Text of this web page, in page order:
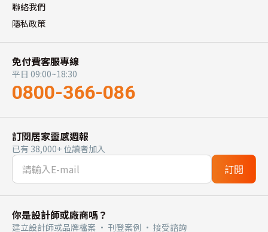
聯絡我們
隱私政策
免付費客服專線
平日 09:00~18:30
0800-366-086
訂閱居家靈感週報
已有 38,000+ 位讀者加入
訂閱
你是設計師或廠商嗎？
建立設計師或品牌檔案 · 刊登案例 · 接受諮詢